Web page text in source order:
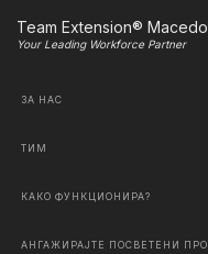
Team Extension®
Your Leading Workforce Partner
ЗА НАС
ТИМ
КАКО ФУНКЦИОНИРА?
АНГАЖИРАЈТЕ ПОСВЕТЕНИ